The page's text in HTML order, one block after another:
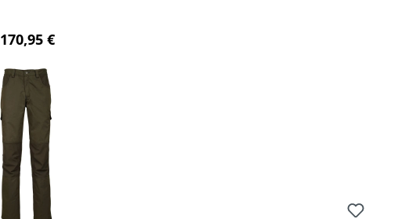
Regulärer Preis:
170,95 €